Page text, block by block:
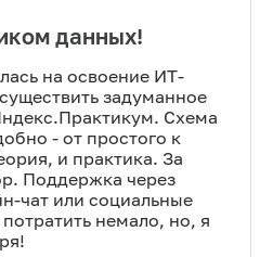
данных!
на освоение ИТ-
задуманное
Схема
- от простого к
и практика. За
Поддержка через
чат или социальные
немало, но, я